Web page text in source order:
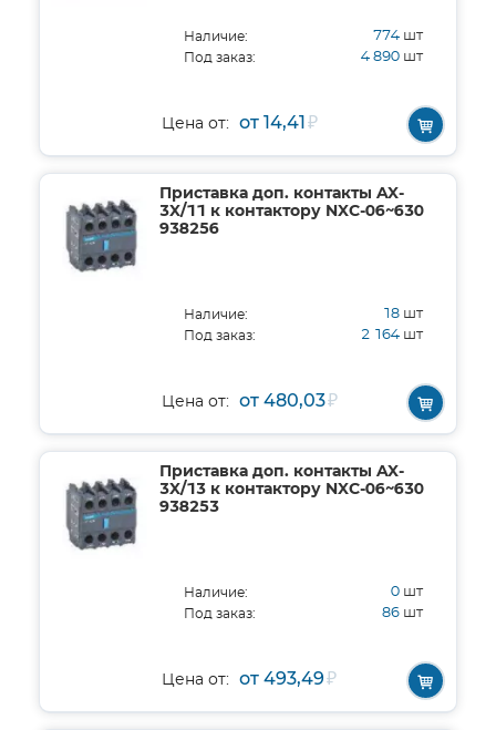
Наличие: 774 шт
Под заказ: 4 890 шт
Цена от: от 14,41₽
Приставка доп. контакты AX-
3X/11 к контактору NXC-06~630
938256
Наличие: 18 шт
Под заказ: 2 164 шт
Цена от: от 480,03₽
Приставка доп. контакты AX-
3X/13 к контактору NXC-06~630
938253
Наличие: 0 шт
Под заказ: 86 шт
Цена от: от 493,49₽